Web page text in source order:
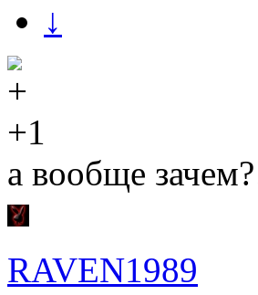
↓
+1
а вообще
RAVEN1989